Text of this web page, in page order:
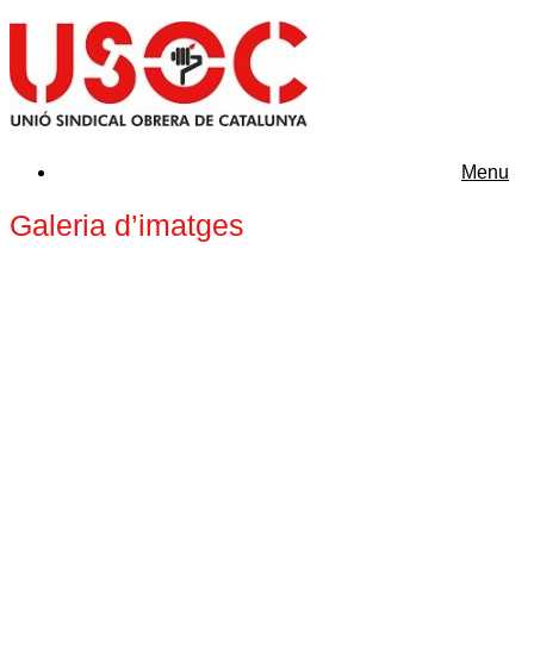
Menu
Galeria d’imatges